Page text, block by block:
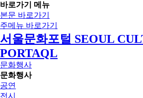
바로가기 메뉴
본문 바로가기
주메뉴 바로가기
서울문화포털 SEOUL
PORTAQL
문화행사
문화행사
공연
전시